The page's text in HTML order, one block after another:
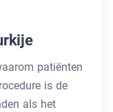
patiënten
is de
als het